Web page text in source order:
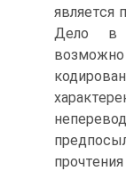
является
Дело в
возможно